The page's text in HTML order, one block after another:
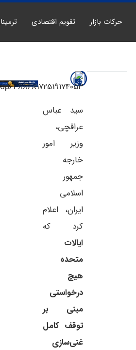
حرکات بازار تقویم اقتصادی
سید عباس
عراقچی،
وزیر امور
خارجه
جمهور
اسلامی
ایران، اعلام
کرد که
ایالات
متحده
هیچ
درخواستی
مبنی بر
توقف کامل
غنی‌سازی